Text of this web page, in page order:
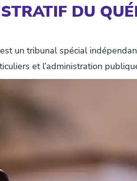
DU
un tribunal spécial
et l’administration